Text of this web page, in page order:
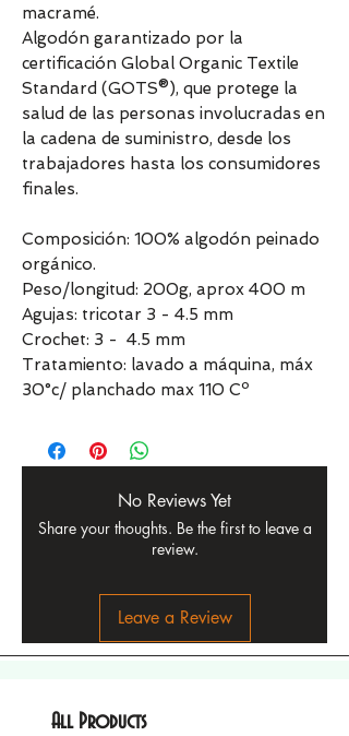
macramé.
Algodón garantizado por la
certificación Global Organic Textile
Standard (GOTS®), que protege la
salud de las personas involucradas en
la cadena de suministro, desde los
trabajadores hasta los consumidores
finales.
Composición: 100% algodón peinado
orgánico.
Peso/longitud: 200g, aprox 400 m
Agujas: tricotar 3 - 4.5 mm
Crochet: 3 - 4.5 mm
Tratamiento: lavado a máquina, máx
30°c/ planchado max 110 Cº
No Reviews Yet
Share your thoughts. Be the first to leave a
review.
Leave a Review
All Products